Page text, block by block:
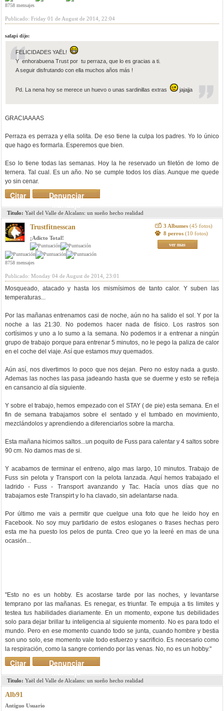
8758 mensajes
Publicado: Friday 01 de August de 2014, 22:04
safapi dijo:
FELICIDADES YAËL!
Y enhorabuena Trust por tu perraza, que lo es gracias a ti.
A seguir disfrutando con ella muchos años más !
Pd. La nena hoy se merece un huevo o unas sardinillas extras jajajja
GRACIAAAAS
Perraza es perraza y ella solita. De eso tiene la culpa los padres. Yo lo único
que hago es formarla. Esperemos que bien.
Eso lo tiene todas las semanas. Hoy la he reservado un filetón de lomo de
ternera. Tal cual. Es un año. No se cumple todos los días. Aunque me quede
yo sin cenar.
Denunciar
mensaje
Citar
Titulo: Yaël del Valle de Alcalans: un sueño hecho realidad
Trustfitnesscan
¡Adicto Total!
8758 mensajes
3 Albumes (45 fotos)
8 perros (10 fotos)
ver mas
Publicado: Monday 04 de August de 2014, 23:01
Mosqueado, atacado y hasta los mismísimos de tanto calor. Y suben las
temperaturas...
Por las mañanas entrenamos casi de noche, aún no ha salido el sol. Y por la
noche a las 21:30. No podemos hacer nada de físico. Los rastros son
cortísimos y uno a lo sumo a la semana. No podemos ir a entrenar a ningún
grupo de trabajo porque para entrenar 5 minutos, no le pego la paliza de calor
en el coche del viaje. Así que estamos muy quemados.
Aún así, nos divertimos lo poco que nos dejan. Pero no estoy nada a gusto.
Ademas las noches las pasa jadeando hasta que se duerme y esto se refleja
en cansancio al día siguiente.
Y sobre el trabajo, hemos empezado con el STAY ( de pie) esta semana. En el
fin de semana trabajamos sobre el sentado y el tumbado en movimiento,
mezclándolos y aprendiendo a diferenciarlos sobre la marcha.
Esta mañana hicimos saltos...un poquito de Fuss para calentar y 4 saltos sobre
90 cm. No damos mas de si.
Y acabamos de terminar el entreno, algo mas largo, 10 minutos. Trabajo de
Fuss sin pelota y Transport con la pelota lanzada. Aquí hemos trabajado el
ladrido - Fuss - Transport avanzando y Tac. Hacía unos días que no
trabajamos este Transpirt y lo ha clavado, sin adelantarse nada.
Por último me vais a permitir que cuelgue una foto que he leido hoy en
Facebook. No soy muy partidario de estos esloganes o frases hechas pero
esta me ha puesto los pelos de punta. Creo que yo la leeré en mas de una
ocasión...
"Esto no es un hobby. Es acostarse tarde por las noches, y levantarse
temprano por las mañanas. Es renegar, es triunfar. Te empuja a tis limites y
testea tus habilidades diariamente. En un momento, expone tus debilidades
solo para dejar brillar tu inteligencia al siguiente momento. No es para todo el
mundo. Pero en ese momento cuando todo se junta, cuando hombre y bestia
son uno solo, ese momento vale todo esfuerzo y sacrificio. Es necesario como
la respiración, como la sangre corriendo por las venas. No, no es un hobby."
Denunciar
mensaje
Citar
Titulo: Yaël del Valle de Alcalans: un sueño hecho realidad
Alb91
Antiguo Usuario